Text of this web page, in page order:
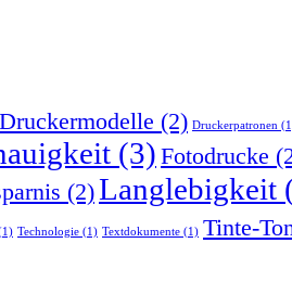
Druckermodelle (2) Druckerpatronen
(3) Fotodrucke
(2)Langlebigkeit
Technologie (1) Textdokumente (1) Tinte-